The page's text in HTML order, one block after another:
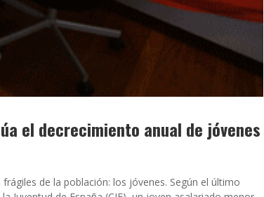
el decrecimiento anual de jóvenes
de la población: los jóvenes. Según el último